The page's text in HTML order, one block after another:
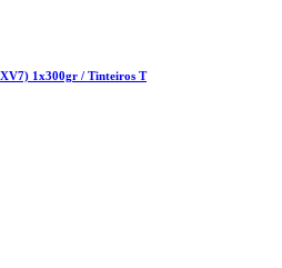
1x300gr / Tinteiros T